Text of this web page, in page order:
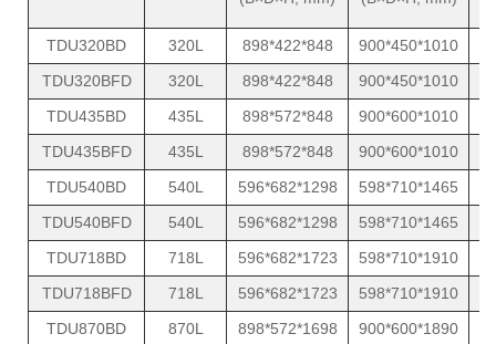
TDU320BD 320L 898*422*848
900*450*1010
TDU320BFD
320L 898*422*848
900*450*1010
TDU435BD
435L 898*572*848
900*600*1010
TDU435BFD
435L 898*572*848
900*600*1010
TDU540BD
540L 596*682*1298
598*710*1465
TDU540BFD
540L 596*682*1298
598*710*1465
TDU718BD
718L 596*682*1723
598*710*1910
TDU718BFD
718L 596*682*1723
598*710*1910
TDU870BD
870L 898*572*1698
900*600*1890